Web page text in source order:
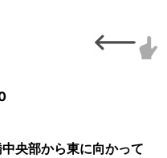
央部から東に向かって